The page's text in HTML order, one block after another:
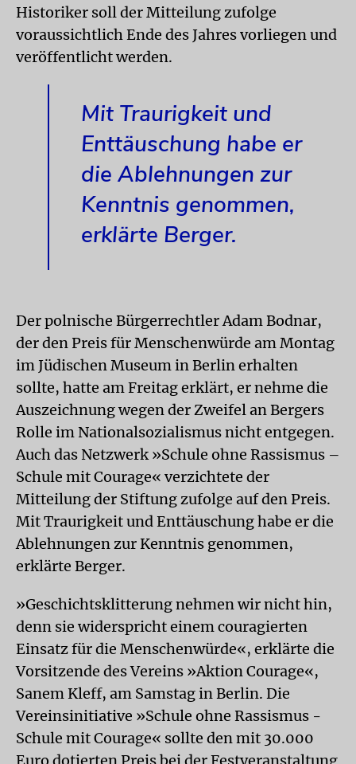
Historiker soll der Mitteilung zufolge
voraussichtlich Ende des Jahres vorliegen und
veröffentlicht werden.
Mit Traurigkeit und
Enttäuschung habe er
die Ablehnungen zur
Kenntnis genommen,
erklärte Berger.
Der polnische Bürgerrechtler Adam Bodnar,
der den Preis für Menschenwürde am Montag
im Jüdischen Museum in Berlin erhalten
sollte, hatte am Freitag erklärt, er nehme die
Auszeichnung wegen der Zweifel an Bergers
Rolle im Nationalsozialismus nicht entgegen.
Auch das Netzwerk »Schule ohne Rassismus –
Schule mit Courage« verzichtete der
Mitteilung der Stiftung zufolge auf den Preis.
Mit Traurigkeit und Enttäuschung habe er die
Ablehnungen zur Kenntnis genommen,
erklärte Berger.
»Geschichtsklitterung nehmen wir nicht hin,
denn sie widerspricht einem couragierten
Einsatz für die Menschenwürde«, erklärte die
Vorsitzende des Vereins »Aktion Courage«,
Sanem Kleff, am Samstag in Berlin. Die
Vereinsinitiative »Schule ohne Rassismus -
Schule mit Courage« sollte den mit 30.000
Euro dotierten Preis bei der Festveranstaltung